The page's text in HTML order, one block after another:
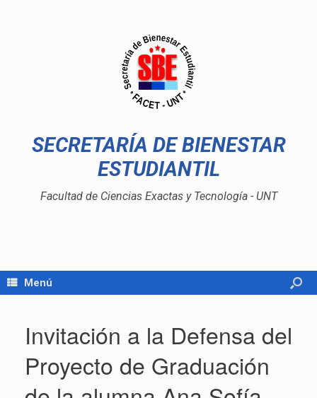
SECRETARÍA DE BIENESTAR
ESTUDIANTIL
Facultad de Ciencias Exactas y Tecnología - UNT
Menú
Invitación a la Defensa del
Proyecto de Graduación